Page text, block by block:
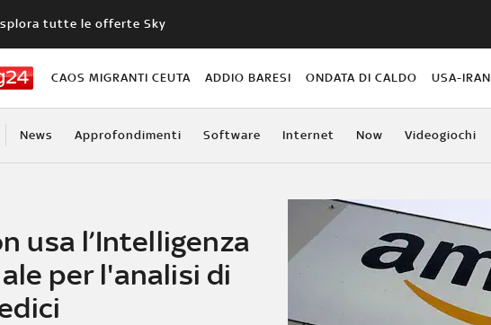
tutte le offerte Sky
CAOS MIGRANTI CEUTA ADDIO BARESI ONDATA DI CALDO USA-IRAN
News Approfondimenti Software Internet Now Videogiochi
usa l’Intelligenza
per l'analisi di